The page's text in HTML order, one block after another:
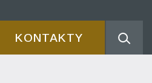
KONTAKTY